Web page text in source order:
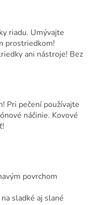
riadu. Umývajte
prostriedkom!
ani nástroje! Bez
Pri pečení používajte
náčinie. Kovové
povrchom
sladké aj slané